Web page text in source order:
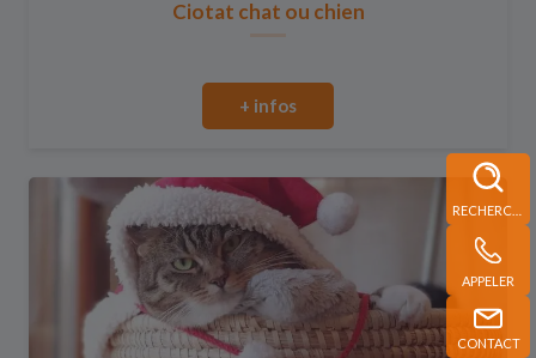
APPELER
CONTACT
Ciotat chat ou chien
+ infos